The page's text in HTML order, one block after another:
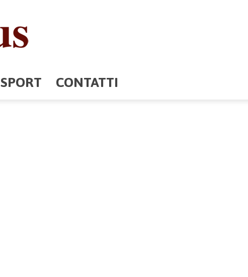
SPORT CONTATTI